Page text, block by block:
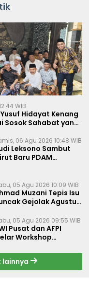
WIB
Hidayat Kenang
Sosok Sahabat yang
06 Agu 2026 10:48 WIB
Leksono Sambut
Baru PDAM
Prima
05 Agu 2026 10:09 WIB
Muzani Tepis Isu
Gejolak Agustus
Persatuan
05 Agu 2026 09:55 WIB
Pusat dan AFPI
Workshop
Keuangan, dan
Publik
lainnya